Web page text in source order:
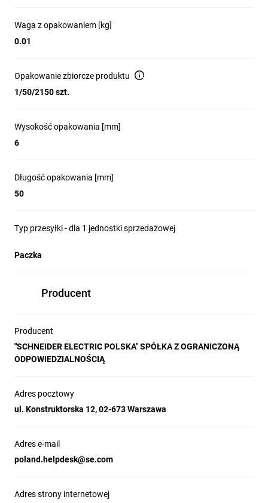
Waga z opakowaniem [kg]
0.01
Opakowanie zbiorcze produktu
1/50/2150 szt.
Wysokość opakowania [mm]
6
Długość opakowania [mm]
50
Typ przesyłki - dla 1 jednostki sprzedażowej
Paczka
Producent
Producent
"SCHNEIDER ELECTRIC POLSKA" SPÓŁKA Z OGRANICZONĄ
ODPOWIEDZIALNOŚCIĄ
Adres pocztowy
ul. Konstruktorska 12, 02-673 Warszawa
Adres e-mail
poland.helpdesk@se.com
Adres strony internetowej